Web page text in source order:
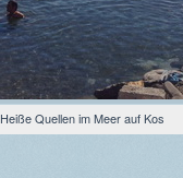
Heiße Quellen im Meer auf Kos